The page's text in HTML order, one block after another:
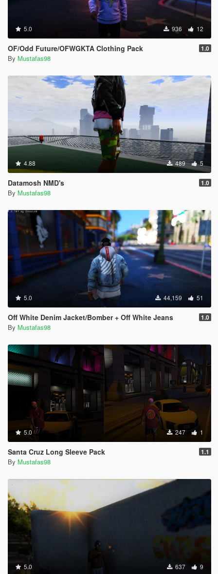
5.0 936 12
OF/Odd Future/OFWGKTA Clothing Pack 1.0
By Mustafas98
4.88 489 5
Datamosh NMD's 1.0
By Mustafas98
5.0 44,159 51
Off White Denim Jacket/Bomber + Off White Jeans 1.0
By Mustafas98
5.0 247 1
Santa Cruz Long Sleeve Pack 1.1
By Mustafas98
5.0 637 9